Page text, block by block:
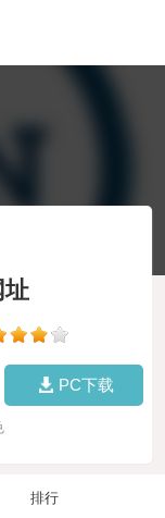
址
PC下载
排行